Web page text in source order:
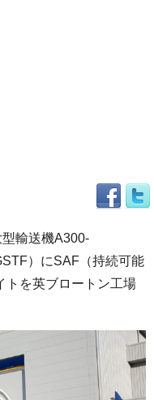
輸送機A300-
）にSAF（持続可能
トを英ブロートン工場